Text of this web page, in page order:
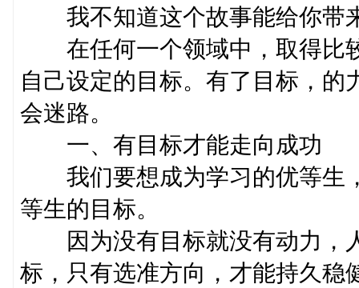
我不知道这个故事能给你带
在任何一个领域中，取得比
自己设定的目标。有了目标，
会迷路。
一、有目标才能走向成功
我们要想成为学习的优等生
等生的目标。
因为没有目标就没有动力，
标，只有选准方向，才能持久稳